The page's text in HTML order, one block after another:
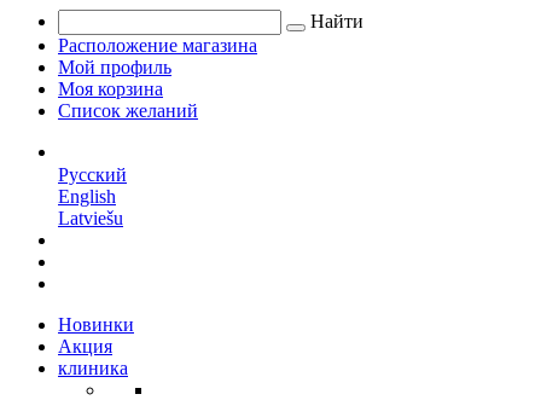
Найти
Расположение магазина
Мой профиль
Моя корзина
Список желаний
Русский
English
Latviešu
Новинки
Акция
клиника